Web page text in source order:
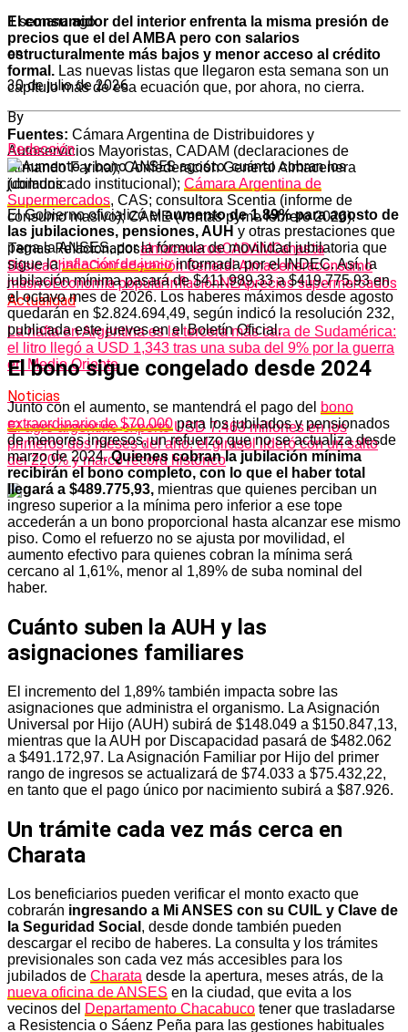
El consumidor del interior enfrenta la misma presión de
precios que el del AMBA pero con salarios
estructuralmente más bajos y menor acceso al crédito
formal. Las nuevas listas que llegaron esta semana son un
capítulo más de esa ecuación que, por ahora, no cierra.
Fuentes: Cámara Argentina de Distribuidores y
Autoservicios Mayoristas, CADAM (declaraciones de
Armando Farina); Confederación General Almacenera
(comunicado institucional); Cámara Argentina de
Supermercados, CAS; consultora Scentia (informe de
consumo masivo); CAME (ventas pyme febrero 2026).
Temas RelacionadosalmacenerosCADAMCanasta
BásicaChacoConfederación General Almaceneraconsumo
masivoEconomía popularInflaciónNEAprecios supermercados
Actualidad
La nafta en Argentina es la tercera más cara de Sudamérica:
el litro llegó a USD 1,343 tras una suba del 9% por la guerra
en Medio Oriente
Noticias
El agro argentino exportó USD 7.463 millones en los
primeros dos meses del año: el girasol lideró con un salto
del 220% y marcó récord histórico
1 semana ago
on
30 de julio de 2026
By
Redacción
El Gobierno oficializó elaumento de 1,89% para agosto de
las jubilaciones, pensiones, AUH y otras prestaciones que
paga la ANSES, por la fórmula de movilidad jubilatoria que
sigue lainflación de junioinformada por el INDEC. Así, la
jubilación mínima pasará de $411.989,33 a $419.775,93 en
el octavo mes de 2026. Los haberes máximos desde agosto
quedarán en $2.824.694,49, según indicó la resolución 232,
publicada este jueves en el Boletín Oficial.
El bono sigue congelado desde 2024
Junto con el aumento, se mantendrá el pago del bono
extraordinario de $70.000para los jubilados y pensionados
de menores ingresos, un refuerzo que no se actualiza desde
marzo de 2024.Quienes cobran la jubilación mínima
recibirán el bono completo, con lo que el haber total
llegará a $489.775,93, mientras que quienes perciban un
ingreso superior a la mínima pero inferior a ese tope
accederán a un bono proporcional hasta alcanzar ese mismo
piso. Como el refuerzo no se ajusta por movilidad, el
aumento efectivo para quienes cobran la mínima será
cercano al 1,61%, menor al 1,89% de suba nominal del
haber.
Cuánto suben la AUH y las
asignaciones familiares
El incremento del 1,89% también impacta sobre las
asignaciones que administra el organismo. La Asignación
Universal por Hijo (AUH) subirá de $148.049 a $150.847,13,
mientras que la AUH por Discapacidad pasará de $482.062
a $491.172,97. La Asignación Familiar por Hijo del primer
rango de ingresos se actualizará de $74.033 a $75.432,22,
en tanto que el pago único por nacimiento subirá a $87.926.
Un trámite cada vez más cerca en
Charata
Los beneficiarios pueden verificar el monto exacto que
cobrarán ingresando a Mi ANSES con su CUIL y Clave de
la Seguridad Social , desde donde también pueden
descargar el recibo de haberes. La consulta y los trámites
previsionales son cada vez más accesibles para los
jubilados de Charata desde la apertura, meses atrás, de la
nueva oficina de ANSES en la ciudad, que evita a los
vecinos del Departamento Chacabuco tener que trasladarse
a Resistencia o Sáenz Peña para las gestiones habituales